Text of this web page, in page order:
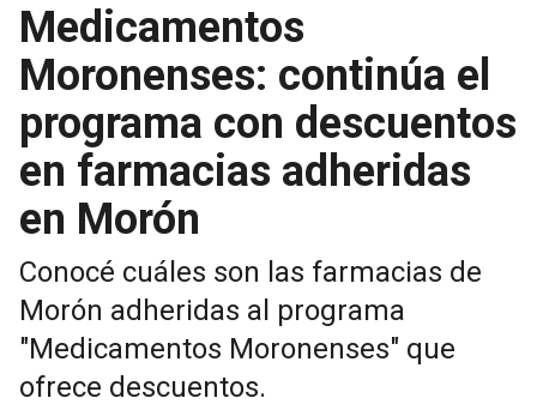
Medicamentos
Moronenses: continúa el
programa con descuentos
en farmacias adheridas
en Morón
Conocé cuáles son las farmacias de
Morón adheridas al programa
"Medicamentos Moronenses" que
ofrece descuentos.